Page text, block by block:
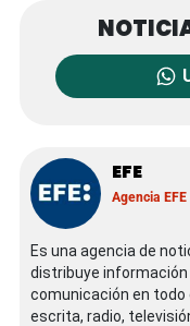
EFE
Agencia EFE
Es una agencia de
distribuye información
comunicación en todo
escrita, radio,